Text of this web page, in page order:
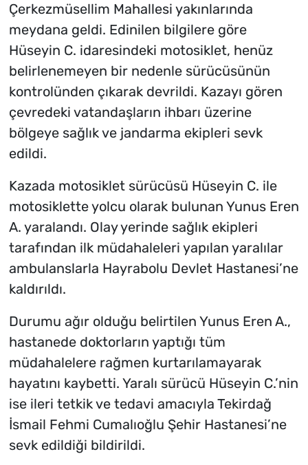
Çerkezmüsellim Mahallesi yakınlarında
meydana geldi. Edinilen bilgilere göre
Hüseyin C. idaresindeki motosiklet, henüz
belirlenemeyen bir nedenle sürücüsünün
kontrolünden çıkarak devrildi. Kazayı gören
çevredeki vatandaşların ihbarı üzerine
bölgeye sağlık ve jandarma ekipleri sevk
edildi.
Kazada motosiklet sürücüsü Hüseyin C. ile
motosiklette yolcu olarak bulunan Yunus Eren
A. yaralandı. Olay yerinde sağlık ekipleri
tarafından ilk müdahaleleri yapılan yaralılar
ambulanslarla Hayrabolu Devlet Hastanesi’ne
kaldırıldı.
Durumu ağır olduğu belirtilen Yunus Eren A.,
hastanede doktorların yaptığı tüm
müdahalelere rağmen kurtarılamayarak
hayatını kaybetti. Yaralı sürücü Hüseyin C.’nin
ise ileri tetkik ve tedavi amacıyla Tekirdağ
İsmail Fehmi Cumalıoğlu Şehir Hastanesi’ne
sevk edildiği bildirildi.